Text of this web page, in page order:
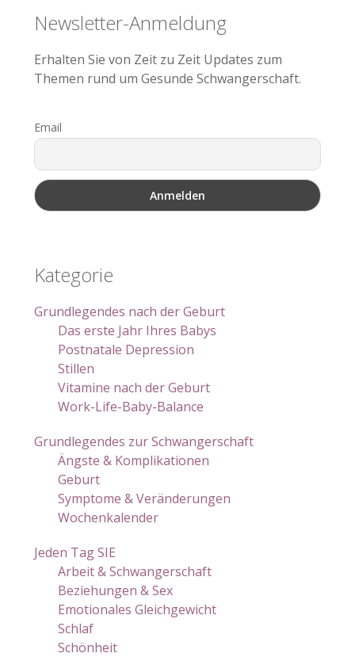
Seitenspalte
Newsletter-Anmeldung
Erhalten Sie von Zeit zu Zeit Updates zum
Themen rund um Gesunde Schwangerschaft.
Email
Kategorie
Grundlegendes nach der Geburt
Das erste Jahr Ihres Babys
Postnatale Depression
Stillen
Vitamine nach der Geburt
Work-Life-Baby-Balance
Grundlegendes zur Schwangerschaft
Ängste & Komplikationen
Geburt
Symptome & Veränderungen
Wochenkalender
Jeden Tag SIE
Arbeit & Schwangerschaft
Beziehungen & Sex
Emotionales Gleichgewicht
Schlaf
Schönheit